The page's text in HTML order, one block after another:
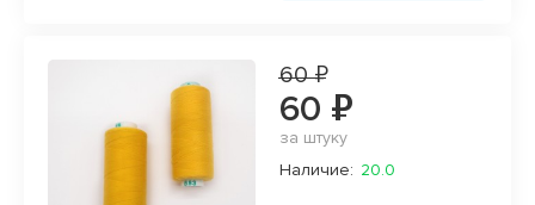
60 ₽
60 ₽
за штуку
Наличие: 20.0